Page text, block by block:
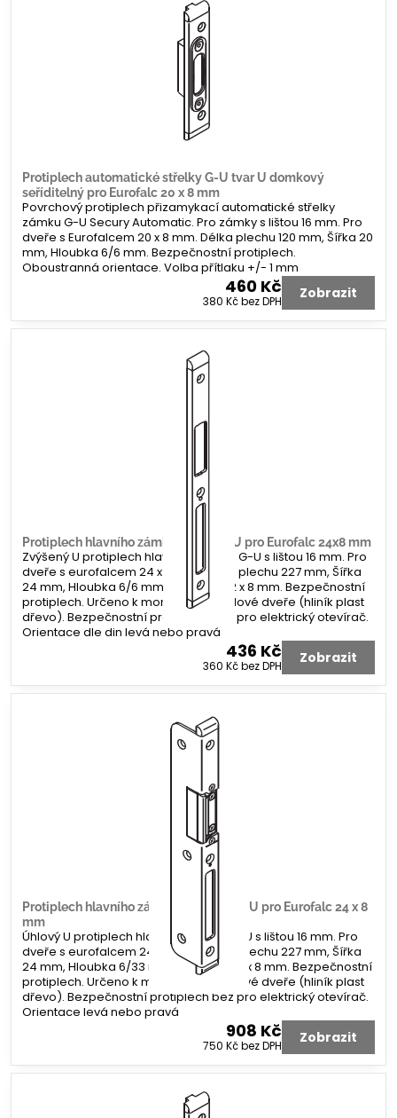
Protiplech automatické střelky G-U tvar U domkový
seříditelný pro Eurofalc 20 x 8 mm
Povrchový protiplech přizamykací automatické střelky
zámku G-U Secury Automatic. Pro zámky s lištou 16 mm. Pro
dveře s Eurofalcem 20 x 8 mm. Délka plechu 120 mm, Šířka 20
mm, Hloubka 6/6 mm. Bezpečnostní protiplech.
Oboustranná orientace. Volba přítlaku +/- 1 mm
460 Kč
380 Kčbez DPH Zobrazit
Protiplech hlavního zámku G-U tvar U pro Eurofalc 24x8 mm
Zvýšený U protiplech hlavního zámku G-U s lištou 16 mm. Pro
dveře s eurofalcem 24 x 8 mm. Délka plechu 227 mm, Šířka
24 mm, Hloubka 6/6 mm. Koncovka 2 x 8 mm. Bezpečnostní
protiplech. Určeno k montáži na profilové dveře (hliník plast
dřevo). Bezpečnostní protiplech bez pro elektrický otevírač.
Orientace dle din levá nebo pravá
436 Kč
360 Kčbez DPH Zobrazit
Protiplech hlavního zámku G-U úhlový U pro Eurofalc 24 x 8
mm
Úhlový U protiplech hlavního zámku G-U s lištou 16 mm. Pro
dveře s eurofalcem 24 x 8 mm. Délka plechu 227 mm, Šířka
24 mm, Hloubka 6/33 mm. Koncovka 2 x 8 mm. Bezpečnostní
protiplech. Určeno k montáži na profilové dveře (hliník plast
dřevo). Bezpečnostní protiplech bez pro elektrický otevírač.
Orientace levá nebo pravá
908 Kč
750 Kčbez DPH Zobrazit